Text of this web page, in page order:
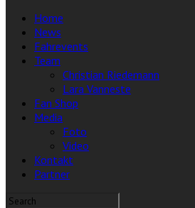
Home
News
Fahrevents
Team
Christian Riedemann
Lara Vanneste
Fan Shop
Media
Foto
Video
Kontakt
Partner